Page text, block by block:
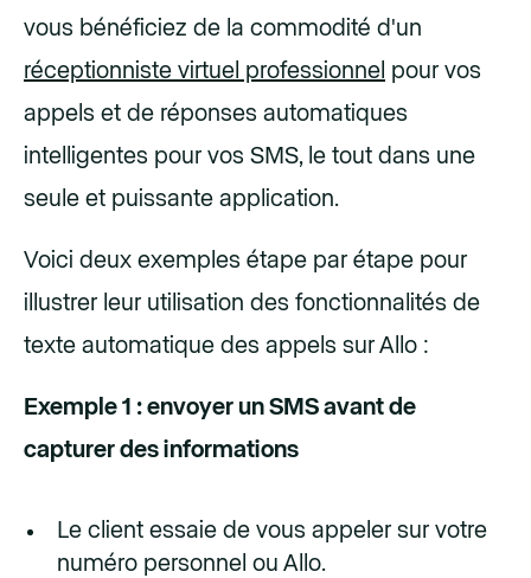
vous bénéficiez de la commodité d'un
réceptionniste virtuel professionnel pour vos
appels et de réponses automatiques
intelligentes pour vos SMS, le tout dans une
seule et puissante application.
Voici deux exemples étape par étape pour
illustrer leur utilisation des fonctionnalités de
texte automatique des appels sur Allo :
Exemple 1 : envoyer un SMS avant de
capturer des informations
Le client essaie de vous appeler sur votre
numéro personnel ou Allo.